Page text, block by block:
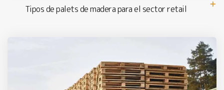
Tipos de palets de madera para el sector retail